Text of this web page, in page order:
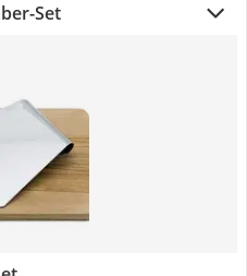
Set